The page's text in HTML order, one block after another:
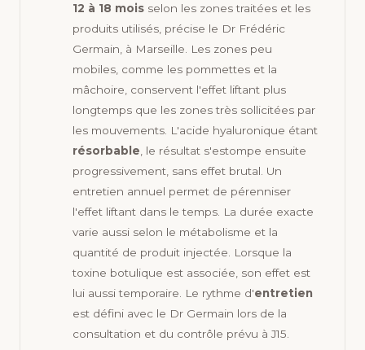
12 à 18 mois selon les zones traitées et les
produits utilisés, précise le Dr Frédéric
Germain, à Marseille. Les zones peu
mobiles, comme les pommettes et la
mâchoire, conservent l'effet liftant plus
longtemps que les zones très sollicitées par
les mouvements. L'acide hyaluronique étant
résorbable , le résultat s'estompe ensuite
progressivement, sans effet brutal. Un
entretien annuel permet de pérenniser
l'effet liftant dans le temps. La durée exacte
varie aussi selon le métabolisme et la
quantité de produit injectée. Lorsque la
toxine botulique est associée, son effet est
lui aussi temporaire. Le rythme d'entretien
est défini avec le Dr Germain lors de la
consultation et du contrôle prévu à J15.